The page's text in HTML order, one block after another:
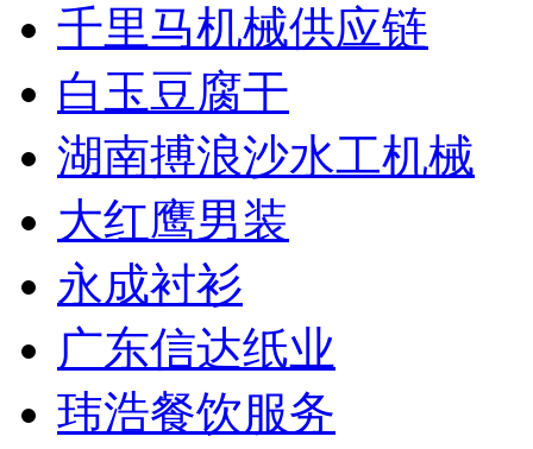
千里马机械供应链
白玉豆腐干
湖南搏浪沙水工机械
大红鹰男装
永成衬衫
广东信达纸业
玮浩餐饮服务